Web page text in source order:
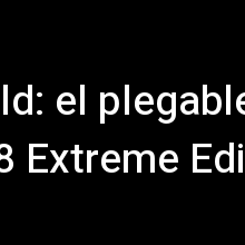
el
Extreme